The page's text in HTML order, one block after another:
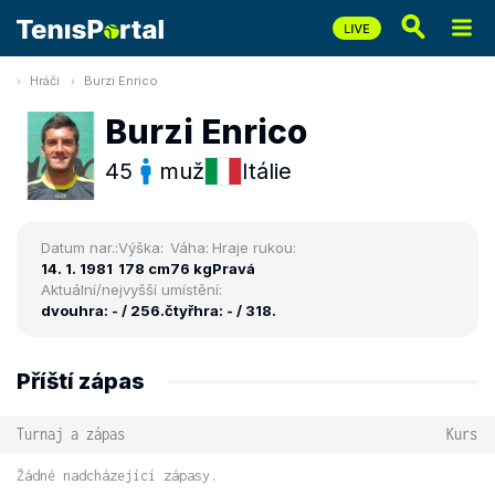
Hráči Burzi Enrico
Burzi Enrico
45 muž Itálie
Datum nar.:
14. 1. 1981
Výška:
178 cm
Váha:
76 kg
Hraje rukou:
Pravá
Aktuální/nejvyšší umístění:
dvouhra: - / 256.čtyřhra: - / 318.
Příští zápas
Turnaj a zápas Kurs
Žádné nadcházející zápasy.